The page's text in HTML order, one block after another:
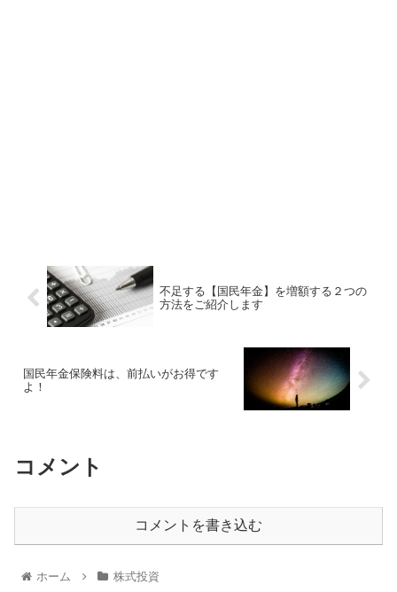
不足する【国民年金】を増額する２つの
方法をご紹介します
国民年金保険料は、前払いがお得です
よ！
コメント
コメントを書き込む
ホーム 株式投資